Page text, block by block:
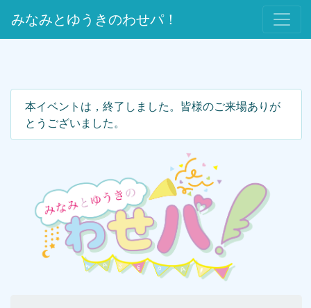
みなみとゆうきのわせパ！
本イベントは，終了しました。皆様のご来場ありが
とうございました。